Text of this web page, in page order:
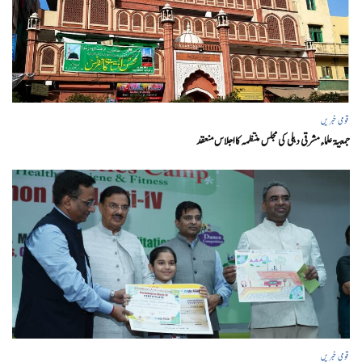
قومی خبریں
جمعیۃ علماء مشرقی دہلی کی مجلس منتظمہ کا اجلاس منعقد
قومی خبریں